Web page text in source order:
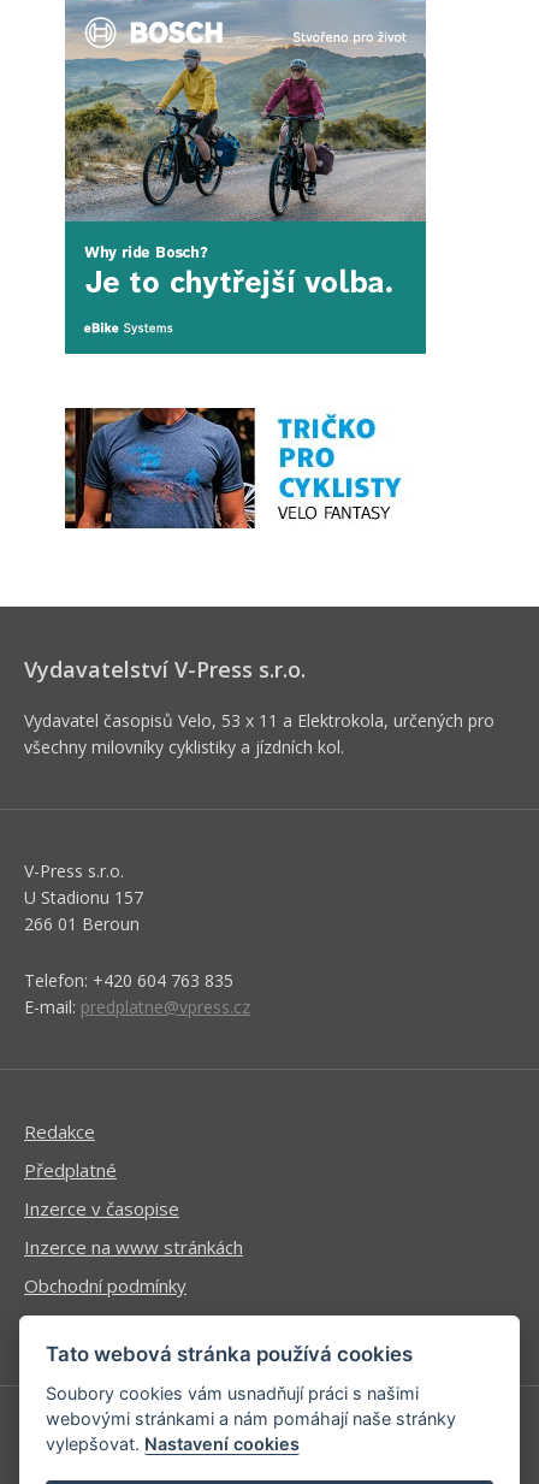
Vydavatelství V-Press s.r.o.
Vydavatel časopisů Velo, 53 x 11 a Elektrokola, určených pro
všechny milovníky cyklistiky a jízdních kol.
V-Press s.r.o.
U Stadionu 157
266 01 Beroun
Telefon: +420 604 763 835
E-mail: predplatne@vpress.cz
Redakce
Předplatné
Inzerce v časopise
Inzerce na www stránkách
Obchodní podmínky
Ochrana osobních údajů
Příhlášení | Registrace
Tato webová stránka používá cookies
Soubory cookies vám usnadňují práci s našimi
webovými stránkami a nám pomáhají naše stránky
vylepšovat. Nastavení cookies